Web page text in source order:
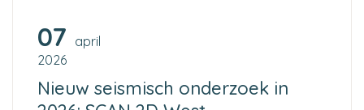
07 april
2026
Nieuw seismisch onderzoek in